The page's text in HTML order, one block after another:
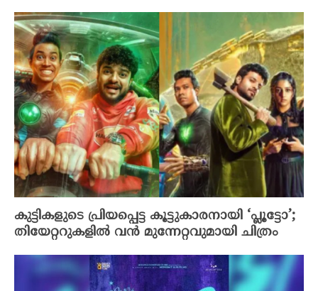
കുട്ടികളുടെ പ്രിയപ്പെട്ട കൂട്ടുകാരനായി ‘പ്ലൂട്ടോ’;
തിയേറ്ററുകളിൽ വൻ മുന്നേറ്റവുമായി ചിത്രം